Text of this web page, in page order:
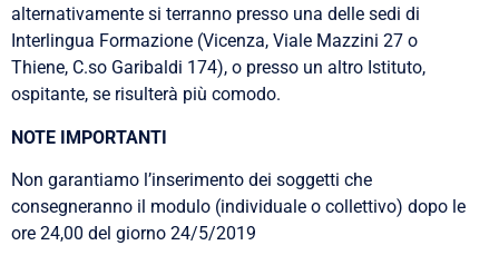
alternativamente si terranno presso una delle sedi di
Interlingua Formazione (Vicenza, Viale Mazzini 27 o
Thiene, C.so Garibaldi 174), o presso un altro Istituto,
ospitante, se risulterà più comodo.
NOTE IMPORTANTI
Non garantiamo l’inserimento dei soggetti che
consegneranno il modulo (individuale o collettivo) dopo le
ore 24,00 del giorno 24/5/2019